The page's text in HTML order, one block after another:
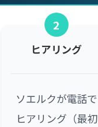
2
ヒアリング
ソエルクが電話で
ヒアリング（最初